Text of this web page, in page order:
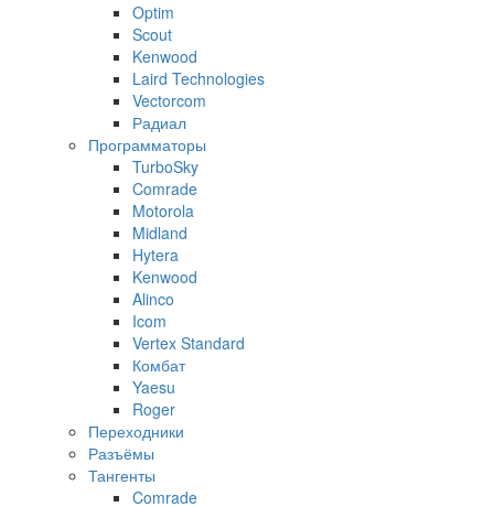
Optim
Scout
Kenwood
Laird Technologies
Vectorcom
Радиал
Программаторы
TurboSky
Comrade
Motorola
Midland
Hytera
Kenwood
Alinco
Icom
Vertex Standard
Комбат
Yaesu
Roger
Переходники
Разъёмы
Тангенты
Comrade